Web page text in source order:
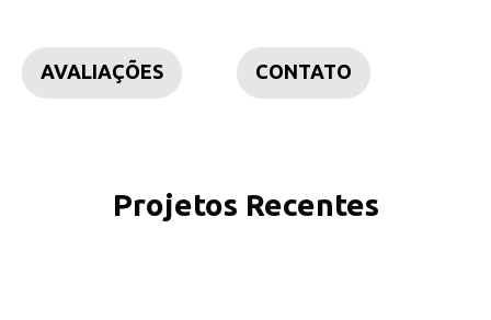
AVALIAÇÕES CONTATO
Projetos Recentes